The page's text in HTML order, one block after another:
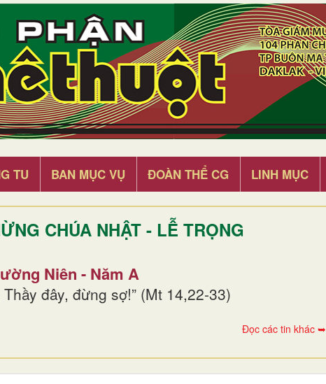
TU BAN MỤC VỤ ĐOÀN THỂ CG LINH MỤC
CHÚA NHẬT - LỄ TRỌNG
Niên - Năm A
đây, đừng sợ!” (Mt 14,22-33)
Đọc các tin khác ➥